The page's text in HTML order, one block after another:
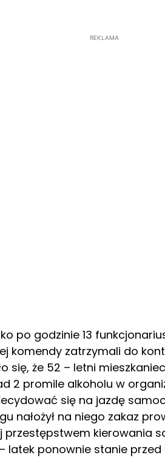
REKLAMA
po godzinie 13
komendy zatrzymali do
się, że 52 – letni
2 promile alkoholu w
się na jazdę
nałożył na niego zakaz
przestępstwem kierowania
latek ponownie stanie przed